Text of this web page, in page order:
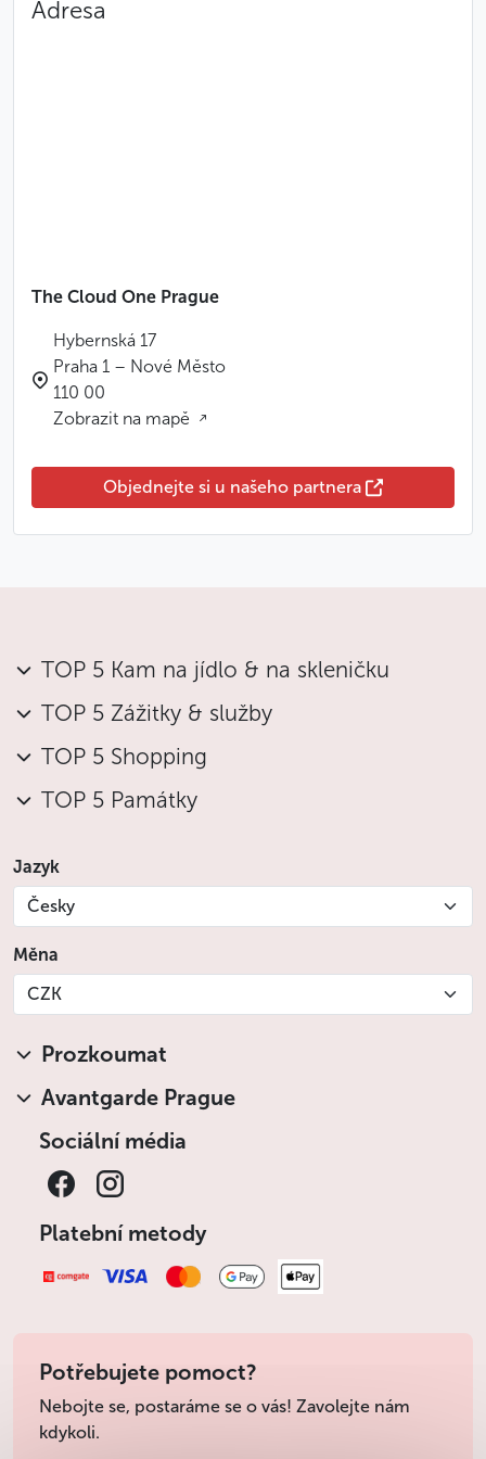
Adresa
The Cloud One Prague
Hybernská 17
Praha 1 – Nové Město
110 00
Zobrazit na mapě
Objednejte si u našeho partnera
TOP 5 Kam na jídlo & na skleničku
TOP 5 Zážitky & služby
TOP 5 Shopping
TOP 5 Památky
Jazyk
Česky
Měna
CZK
Prozkoumat
Avantgarde Prague
Sociální média
Platební metody
Potřebujete pomoct?
Nebojte se, postaráme se o vás! Zavolejte nám
kdykoli.